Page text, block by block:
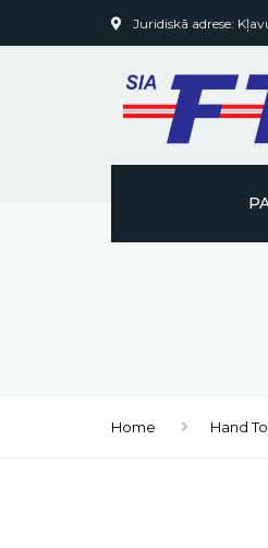
Juridiskā adrese:
Home Hand